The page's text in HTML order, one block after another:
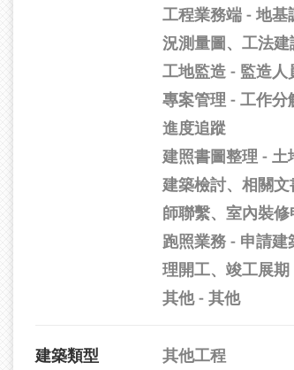
工程業務端 - 地
況測量圖、工法
工地監造 - 監造人
專案管理 - 工作分
進度追蹤
建照書圖整理 -
建築檢討、相關
師聯繫、室內裝
跑照業務 - 申請
理開工、竣工展期
其他 - 其他
建築類型 其他工程